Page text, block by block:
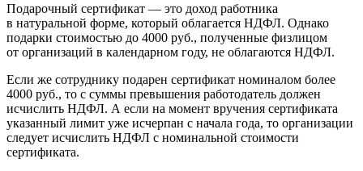
Подарочный сертификат — это доход работника
в натуральной форме, который облагается НДФЛ. Однако
подарки стоимостью до 4000 руб., полученные физлицом
от организаций в календарном году, не облагаются НДФЛ.
Если же сотруднику подарен сертификат номиналом более
4000 руб., то с суммы превышения работодатель должен
исчислить НДФЛ. А если на момент вручения сертификата
указанный лимит уже исчерпан с начала года, то организации
следует исчислить НДФЛ с номинальной стоимости
сертификата.